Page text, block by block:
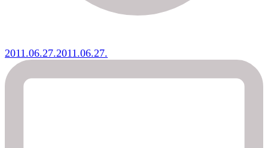
2011.06.27.2011.06.27.